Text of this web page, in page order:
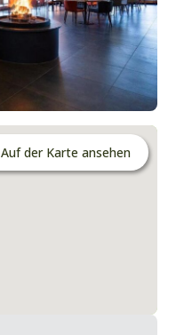
Auf der Karte ansehen